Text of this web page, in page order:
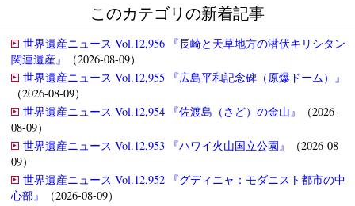
このカテゴリの新着記事
世界遺産ニュース Vol.12,956 『長崎と天草地方の潜伏キリシタン
関連遺産』
（2026-08-09）
世界遺産ニュース Vol.12,955 『広島平和記念碑（原爆ドーム）』
（2026-08-09）
世界遺産ニュース Vol.12,954 『佐渡島（さど）の金山』
（2026-
08-09）
世界遺産ニュース Vol.12,953 『ハワイ火山国立公園』
（2026-08-
09）
世界遺産ニュース Vol.12,952 『グディニャ：モダニスト都市の中
心部』
（2026-08-09）